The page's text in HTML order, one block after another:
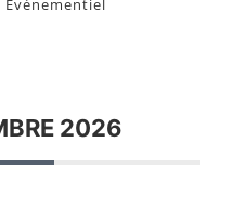
Évènementiel
2026